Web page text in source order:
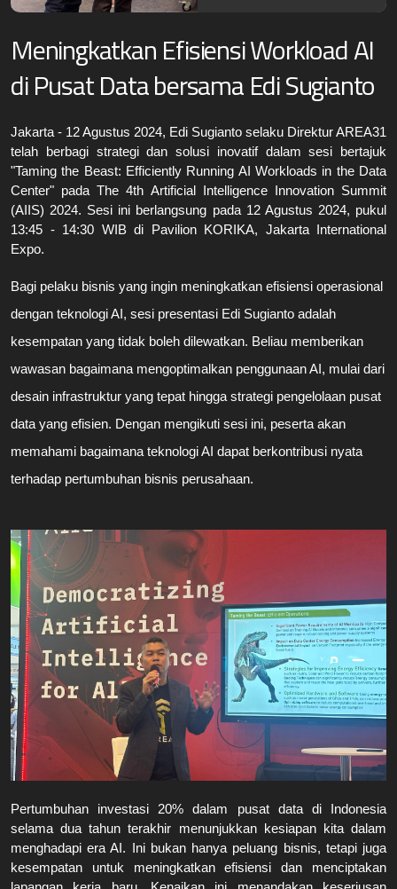
Meningkatkan Efisiensi Workload AI
di Pusat Data bersama Edi Sugianto
Jakarta - 12 Agustus 2024, Edi Sugianto selaku Direktur AREA31
telah berbagi strategi dan solusi inovatif dalam sesi bertajuk
"Taming the Beast: Efficiently Running AI Workloads in the Data
Center" pada The 4th Artificial Intelligence Innovation Summit
(AIIS) 2024. Sesi ini berlangsung pada 12 Agustus 2024, pukul
13:45 - 14:30 WIB di Pavilion KORIKA, Jakarta International
Expo.
Bagi pelaku bisnis yang ingin meningkatkan efisiensi operasional
dengan teknologi AI, sesi presentasi Edi Sugianto adalah
kesempatan yang tidak boleh dilewatkan. Beliau memberikan
wawasan bagaimana mengoptimalkan penggunaan AI, mulai dari
desain infrastruktur yang tepat hingga strategi pengelolaan pusat
data yang efisien. Dengan mengikuti sesi ini, peserta akan
memahami bagaimana teknologi AI dapat berkontribusi nyata
terhadap pertumbuhan bisnis perusahaan.
Pertumbuhan investasi 20% dalam pusat data di Indonesia
selama dua tahun terakhir menunjukkan kesiapan kita dalam
menghadapi era AI. Ini bukan hanya peluang bisnis, tetapi juga
kesempatan untuk meningkatkan efisiensi dan menciptakan